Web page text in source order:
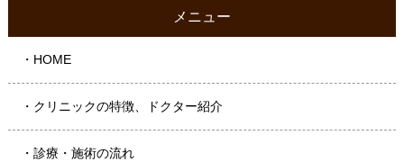
メニュー
・HOME
・クリニックの特徴、ドクター紹介
・診療・施術の流れ